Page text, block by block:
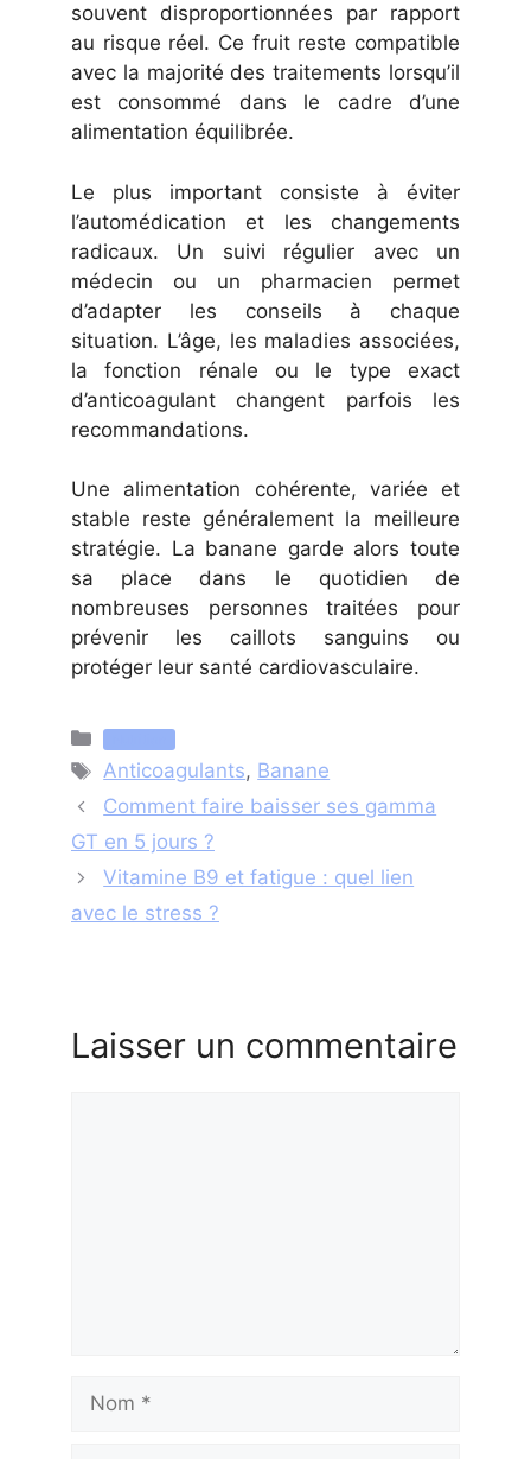
souvent disproportionnées par rapport
au risque réel. Ce fruit reste compatible
avec la majorité des traitements lorsqu’il
est consommé dans le cadre d’une
alimentation équilibrée.
Le plus important consiste à éviter
l’automédication et les changements
radicaux. Un suivi régulier avec un
médecin ou un pharmacien permet
d’adapter les conseils à chaque
situation. L’âge, les maladies associées,
la fonction rénale ou le type exact
d’anticoagulant changent parfois les
recommandations.
Une alimentation cohérente, variée et
stable reste généralement la meilleure
stratégie. La banane garde alors toute
sa place dans le quotidien de
nombreuses personnes traitées pour
prévenir les caillots sanguins ou
protéger leur santé cardiovasculaire.
Catégories
Étiquettes
Anticoagulants, Banane
Comment faire baisser ses gamma
GT en 5 jours ?
Vitamine B9 et fatigue : quel lien
avec le stress ?
Laisser un commentaire
Nom